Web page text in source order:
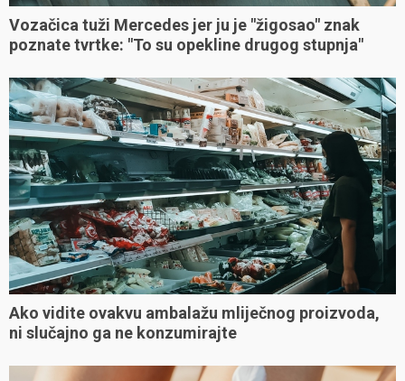
Vozačica tuži Mercedes jer ju je "žigosao" znak
poznate tvrtke: "To su opekline drugog stupnja"
Ako vidite ovakvu ambalažu mliječnog proizvoda,
ni slučajno ga ne konzumirajte